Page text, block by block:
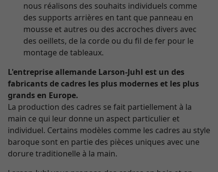
nous réalisons des souhaits individuels comme
des supports arrières en tant que panneau en
mousse et autres ou des accroches divers avec
des oeillets, de la corde ou du fil de fer pour le
montage de tableaux.
L'entreprise allemande Larson-Juhl est un des
fabricants de cadres les plus modernes et les plus
grands en Europe.
La production des cadres se fait partiellement à la
main ce qui leur donne un aspect particulier et
individuel. Certains modèles comme les cadres au style
baroque sont en partie des pièces uniques avec une
dorure traditionelle à la main.